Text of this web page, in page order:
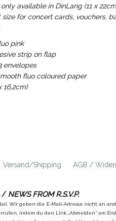
available in DinLang (11 x
size for concert cards, vouchers,
pink
strip on flap
envelopes
fluo coloured paper
16,2cm)
Versand/Shipping AGB /
/ NEWS FROM R.S.V.P.
Wir geben die E-Mail-Adresse nicht an
indem du den Link „Abmelden“ am